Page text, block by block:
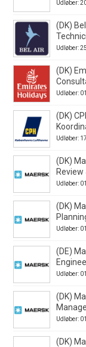
Udløber:
(DK)
Udløber:
(DK)
Udløber:
(DK)
Udløber:
(DK)
Udløber:
(DK)
Udløber:
(DE)
Udløber:
(DK)
Udløber:
(DK)